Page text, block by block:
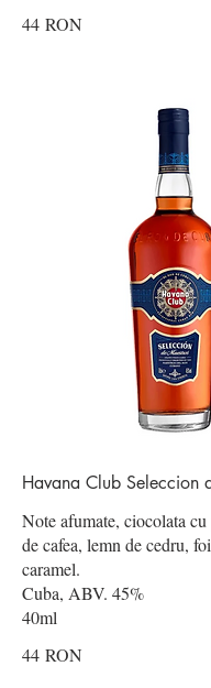
44 RON
Havana Club Seleccion
Note afumate, ciocolata
de cafea, lemn de cedru,
caramel.
Cuba, ABV. 45%
44 RON